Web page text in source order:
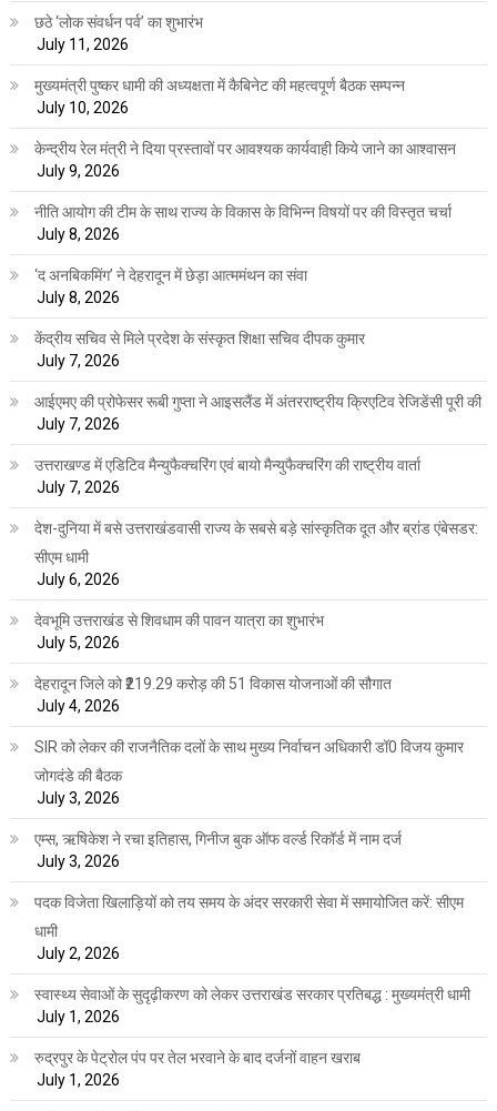
छठे ‘लोक संवर्धन पर्व’ का शुभारंभ
July 11, 2026
मुख्यमंत्री पुष्कर धामी की अध्यक्षता में कैबिनेट की महत्वपूर्ण बैठक सम्पन्न
July 10, 2026
केन्द्रीय रेल मंत्री ने दिया प्रस्तावों पर आवश्यक कार्यवाही किये जाने का आश्वासन
July 9, 2026
नीति आयोग की टीम के साथ राज्य के विकास के विभिन्न विषयों पर की विस्तृत चर्चा
July 8, 2026
‘द अनबिकमिंग’ ने देहरादून में छेड़ा आत्ममंथन का संवा
July 8, 2026
केंद्रीय सचिव से मिले प्रदेश के संस्कृत शिक्षा सचिव दीपक कुमार
July 7, 2026
आईएमए की प्रोफेसर रूबी गुप्ता ने आइसलैंड में अंतरराष्ट्रीय क्रिएटिव रेजिडेंसी पूरी की
July 7, 2026
उत्तराखण्ड में एडिटिव मैन्युफैक्चरिंग एवं बायो मैन्युफैक्चरिंग की राष्ट्रीय वार्ता
July 7, 2026
देश-दुनिया में बसे उत्तराखंडवासी राज्य के सबसे बड़े सांस्कृतिक दूत और ब्रांड एंबेसडर:
सीएम धामी
July 6, 2026
देवभूमि उत्तराखंड से शिवधाम की पावन यात्रा का शुभारंभ
July 5, 2026
देहरादून जिले को ₹219.29 करोड़ की 51 विकास योजनाओं की सौगात
July 4, 2026
SIR को लेकर की राजनैतिक दलों के साथ मुख्य निर्वाचन अधिकारी डॉ0 विजय कुमार
जोगदंडे की बैठक
July 3, 2026
एम्स, ऋषिकेश ने रचा इतिहास, गिनीज बुक ऑफ वर्ल्ड रिकॉर्ड में नाम दर्ज
July 3, 2026
पदक विजेता खिलाड़ियों को तय समय के अंदर सरकारी सेवा में समायोजित करें: सीएम
धामी
July 2, 2026
स्वास्थ्य सेवाओं के सुदृढ़ीकरण को लेकर उत्तराखंड सरकार प्रतिबद्ध : मुख्यमंत्री धामी
July 1, 2026
रुद्रपुर के पेट्रोल पंप पर तेल भरवाने के बाद दर्जनों वाहन खराब
July 1, 2026